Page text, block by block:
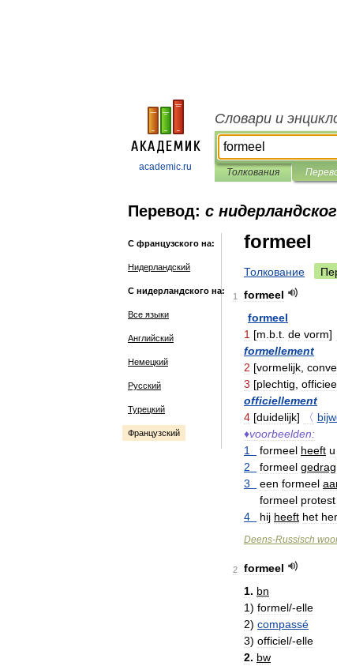
academic.ru
Словари и
Толкования
Перевод: с
С французского на:
Нидерландский
С нидерландского на:
Все языки
Английский
Немецкий
Русский
Турецкий
Французский
formeel
Толкование
1
formeel
formeel
1 [m b t de vorm]
formellement
2 [vormelijk
3 [plechtig
officiellement
4 [duidelijk] 〈
♦voorbeelden:
1
formeel heeft u
2
formeel gedrag
3
een formeel
formeel protest
4
hij heeft het
Deens-Russisch
2
formeel
1. bn
1) formel/-elle
2) compassé
3) officiel/-elle
2. bw